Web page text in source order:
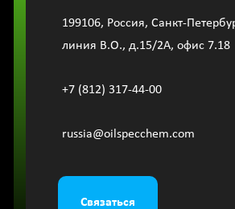
199106, Россия, Санкт-
линия В.О., д.15/2A, офис 7.18
+7 (812) 317-44-00
russia@oilspecchem.com
Связаться